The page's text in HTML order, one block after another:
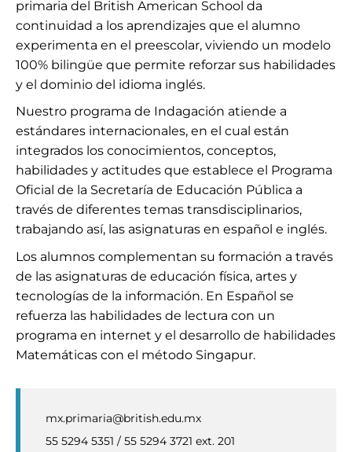
primaria del British American School da
continuidad a los aprendizajes que el alumno
experimenta en el preescolar, viviendo un modelo
100% bilingüe que permite reforzar sus habilidades
y el dominio del idioma inglés.
Nuestro programa de Indagación atiende a
estándares internacionales, en el cual están
integrados los conocimientos, conceptos,
habilidades y actitudes que establece el Programa
Oficial de la Secretaría de Educación Pública a
través de diferentes temas transdisciplinarios,
trabajando así, las asignaturas en español e inglés.
Los alumnos complementan su formación a través
de las asignaturas de educación física, artes y
tecnologías de la información. En Español se
refuerza las habilidades de lectura con un
programa en internet y el desarrollo de habilidades
Matemáticas con el método Singapur.
mx.primaria@british.edu.mx
55 5294 5351 / 55 5294 3721 ext. 201